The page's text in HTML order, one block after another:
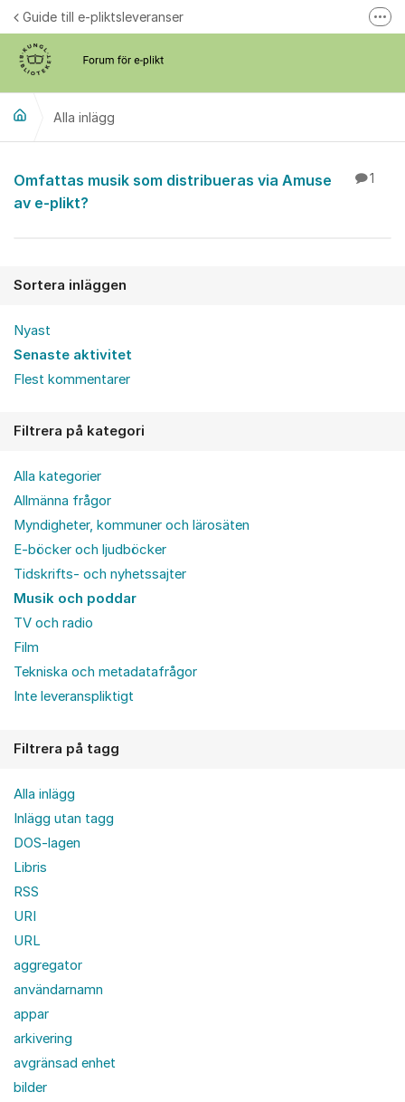
Hoppa till innehåll
Guide till e-pliktsleveranser
Alla inlägg
Alla inlägg
Omfattas musik som distribueras via Amuse
av e-plikt?
1
Sortera inläggen
Nyast
Senaste aktivitet
Flest kommentarer
Filtrera på kategori
Alla kategorier
Allmänna frågor
Myndigheter, kommuner och lärosäten
E-böcker och ljudböcker
Tidskrifts- och nyhetssajter
Musik och poddar
TV och radio
Film
Tekniska och metadatafrågor
Inte leveranspliktigt
Filtrera på tagg
Alla inlägg
Inlägg utan tagg
DOS-lagen
Libris
RSS
URI
URL
aggregator
användarnamn
appar
arkivering
avgränsad enhet
bilder